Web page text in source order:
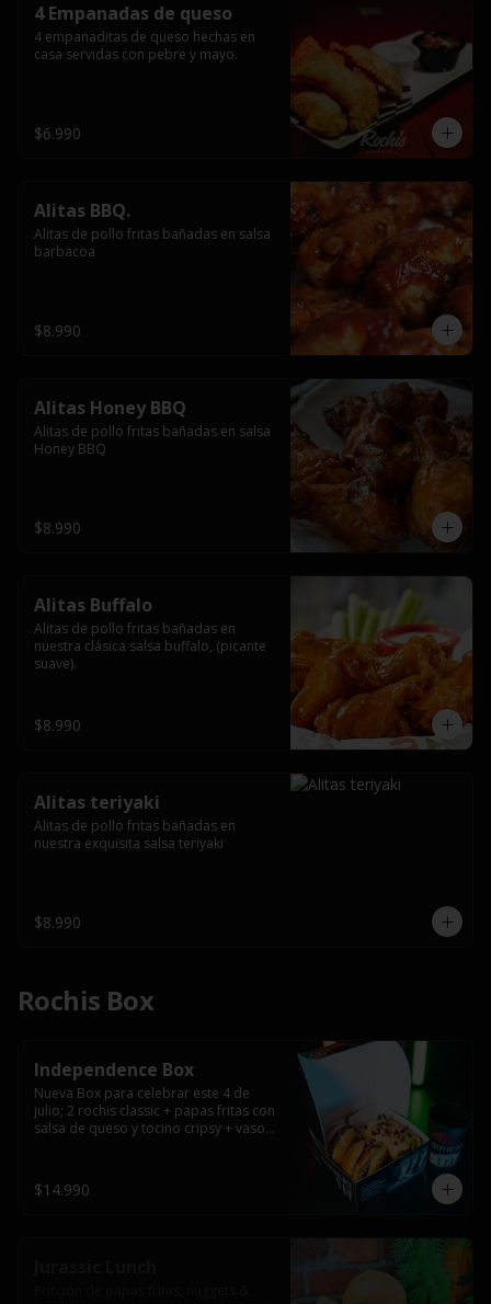
4 Empanadas de queso
4 empanaditas de queso hechas en
casa servidas con pebre y mayo.
$6.990
Alitas BBQ.
Alitas de pollo fritas bañadas en salsa
barbacoa
$8.990
Alitas Honey BBQ
Alitas de pollo fritas bañadas en salsa
Honey BBQ
$8.990
Alitas Buffalo
Alitas de pollo fritas bañadas en
nuestra clásica salsa buffalo, (picante
suave).
$8.990
Alitas teriyaki
Alitas de pollo fritas bañadas en
nuestra exquisita salsa teriyaki
$8.990
Rochis Box
Independence Box
Nueva Box para celebrar este 4 de
julio; 2 rochis classic + papas fritas con
salsa de queso y tocino cripsy + vaso
$14.990